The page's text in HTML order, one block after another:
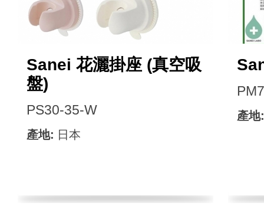
Sanei 花灑掛座 (真空吸
盤)
PS30-35-W
產地: 日本
產地: